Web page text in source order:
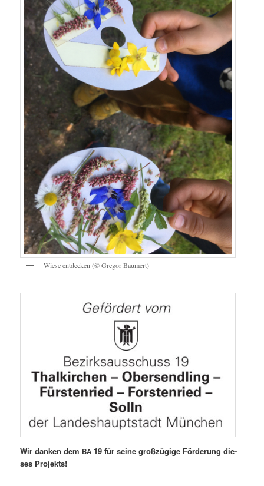
Wie­se ent­de­cken (© Gre­gor Baumert)
Wir dan­ken dem BA 19 für sei­ne groß­zü­gi­ge För­de­rung die­
ses Projekts!